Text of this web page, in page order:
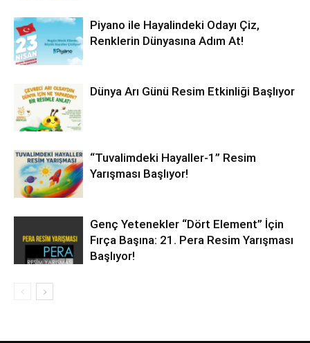
Piyano ile Hayalindeki Odayı Çiz,
Renklerin Dünyasına Adım At!
Dünya Arı Günü Resim Etkinliği Başlıyor
“Tuvalimdeki Hayaller-1” Resim
Yarışması Başlıyor!
Genç Yetenekler “Dört Element” İçin
Fırça Başına: 21. Pera Resim Yarışması
Başlıyor!